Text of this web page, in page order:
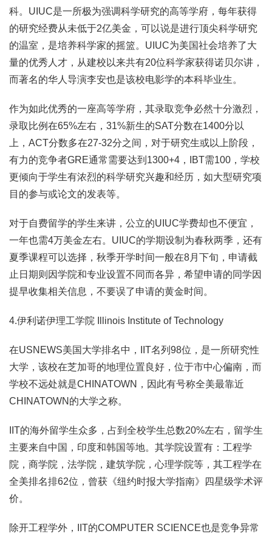
科。UIUC是一所极为强调科学研究的高等学府，每年获得
的研究经费从未低于2亿美金，可以说是进行顶尖科学研究
的温室，是培养科学家的摇篮。UIUC为美国社会培养了大
量的优秀人才，从建校以来共有20位科学家获得诺贝尔讲，
而著名的华人导演李安也是该校电影学的本科毕业生。
作为如此优秀的一座高等学府，其录取竞争必然十分激烈，
录取比例在65%左右，31%新生的SAT分数在1400分以
上，ACT分数多在27-32分之间，对于研究生或以上阶段，
有力的竞争者GRE通常需要达到1300+4，IBT需100，学校
更倾向于学生有浓烈的科学研究兴趣和经历，如大型研究项
目的参与或论文的发表等。
对于自费留学的学生来讲，公立的UIUC学费却也不便宜，
一年也需4万美金左右。UIUC的学期设制为春秋两季，还有
夏季课程可以选择，秋季开学时间一般在8月下旬，申请截
止日期则因学院和专业设置不同而各异，希望申请的同学因
提早收集相关信息，不要误了申请的黄金时间。
4.伊利诺伊理工学院 Illinois Institute of Technology
在USNEWS美国大学排名中，IIT名列98位，是一所研究性
大学，该校在芝加哥的地理位置良好，位于市中心偏南，而
学校不远处就是CHINATOWN，因此有号称全美最靠近
CHINATOWN的大学之称。
IIT的海外留学生众多，占到全校学生总数20%左右，留学生
主要来自中国，印度和韩国等地。其学院设置有：工程学
院，商学院，法学院，建筑学院，心理学院等，其工程学在
全美排名排62位，曾获《纽约时报大学指南》四星级学术评
价。
除开工程学外，IIT的COMPUTER SCIENCE也是竞争异常